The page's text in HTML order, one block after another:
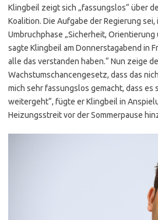
Klingbeil zeigt sich „fassungslos“ über
Koalition. Die Aufgabe der Regierung
Umbruchphase „Sicherheit, Orientierung
sagte Klingbeil am Donnerstagabend in
alle das verstanden haben.“ Nun zeige
Wachstumschancengesetz, dass das
mich sehr fassungslos gemacht, dass es
weitergeht“, fügte er Klingbeil in
Heizungsstreit vor der Sommerpause